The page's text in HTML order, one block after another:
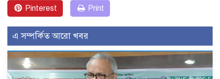
Pinterest Print
এ সম্পর্কিত আরো খবর